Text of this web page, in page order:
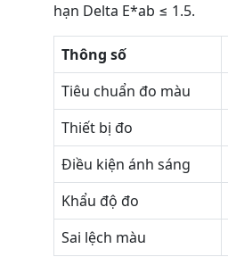
hạn Delta E*ab ≤ 1.5.
Thông số
Tiêu chuẩn đo màu
Thiết bị đo
Điều kiện ánh sáng
Khẩu độ đo
Sai lệch màu